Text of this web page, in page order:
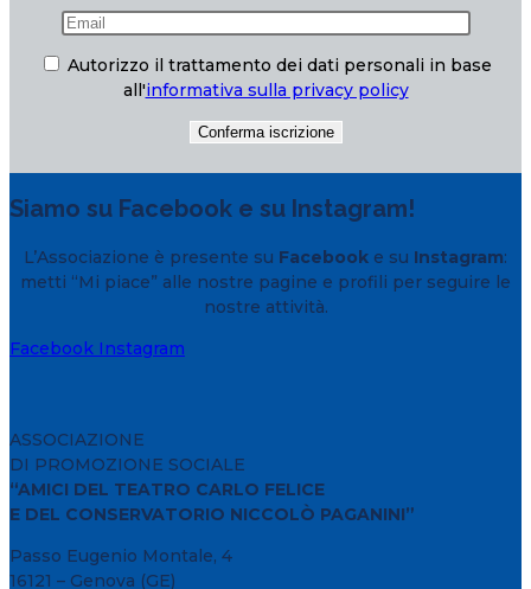
Autorizzo il trattamento dei dati personali in base
all'informativa sulla privacy policy
Siamo su Facebook e su Instagram!
L’Associazione è presente su Facebook e su Instagram:
metti “Mi piace” alle nostre pagine e profili per seguire le
nostre attività.
Facebook Instagram
ASSOCIAZIONE
DI PROMOZIONE SOCIALE
“AMICI DEL TEATRO CARLO FELICE
E DEL CONSERVATORIO NICCOLÒ PAGANINI”
Passo Eugenio Montale, 4
16121 – Genova (GE)